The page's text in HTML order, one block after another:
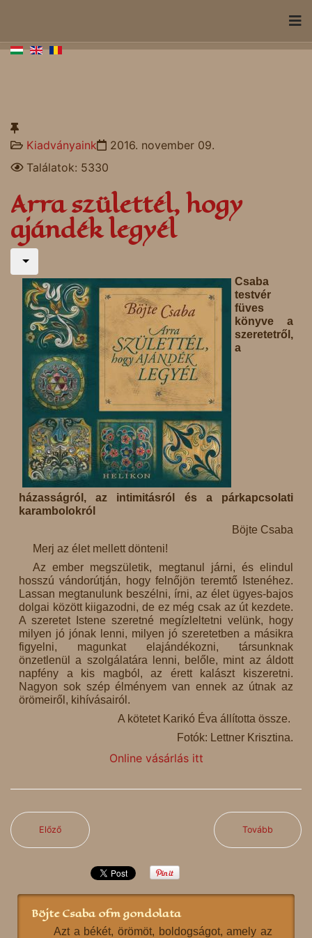
Kiadványaink
2016. november 09.
Találatok: 5330
Arra születtél, hogy
ajándék legyél
Csaba
testvér
füves
könyve a
szeretetről,
a
házasságról, az intimitásról és a párkapcsolati
karambolokról
Böjte Csaba
Merj az élet mellett dönteni!
Az ember megszületik, megtanul járni, és elindul
hosszú vándorútján, hogy felnőjön teremtő Istenéhez.
Lassan megtanulunk beszélni, írni, az élet ügyes-bajos
dolgai között kiigazodni, de ez még csak az út kezdete.
A szeretet Istene szeretné megízleltetni velünk, hogy
milyen jó jónak lenni, milyen jó szeretetben a másikra
figyelni, magunkat elajándékozni, társunknak
önzetlenül a szolgálatára lenni, belőle, mint az áldott
napfény a kis magból, az érett kalászt kiszeretni.
Nagyon sok szép élményem van ennek az útnak az
örömeiről, kihívásairól.
A kötetet Karikó Éva állította össze.
Fotók: Lettner Krisztina.
Online vásárlás itt
Előző Tovább
Böjte Csaba ofm gondolata
Azt a békét, örömöt, boldogságot, amely az